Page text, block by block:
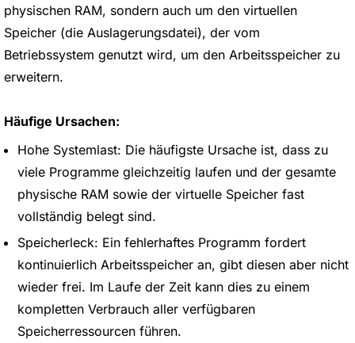
physischen RAM, sondern auch um den virtuellen
Speicher (die Auslagerungsdatei), der vom
Betriebssystem genutzt wird, um den Arbeitsspeicher zu
erweitern.
Häufige Ursachen:
Hohe Systemlast: Die häufigste Ursache ist, dass zu
viele Programme gleichzeitig laufen und der gesamte
physische RAM sowie der virtuelle Speicher fast
vollständig belegt sind.
Speicherleck: Ein fehlerhaftes Programm fordert
kontinuierlich Arbeitsspeicher an, gibt diesen aber nicht
wieder frei. Im Laufe der Zeit kann dies zu einem
kompletten Verbrauch aller verfügbaren
Speicherressourcen führen.